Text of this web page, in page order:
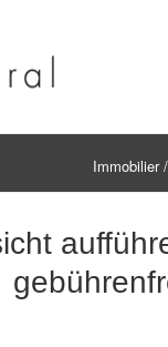
Immobilier